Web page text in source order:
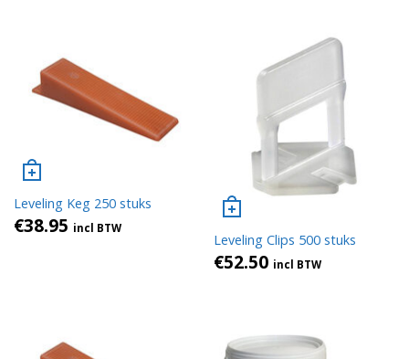
Leveling Keg 250 stuks
€38.95 incl BTW
Leveling Clips 500 stuks
€52.50 incl BTW